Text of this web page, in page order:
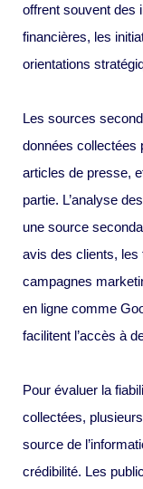
offrent souvent des
financières, les
orientations
Les sources
données collectées
articles de presse,
partie. L’analyse
une source
avis des clients, les
campagnes
en ligne comme
facilitent l’accès à
Pour évaluer la
collectées,
source de
crédibilité. Les